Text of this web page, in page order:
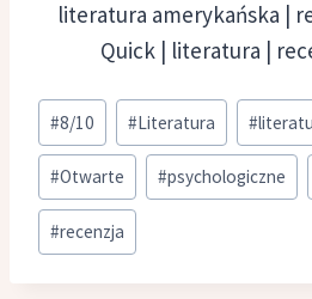
literatura amerykańska |
Quick | literatura |
Tagi
wpisu:
#8/10 #Literatura #
#Otwarte #psychologiczne
#recenzja